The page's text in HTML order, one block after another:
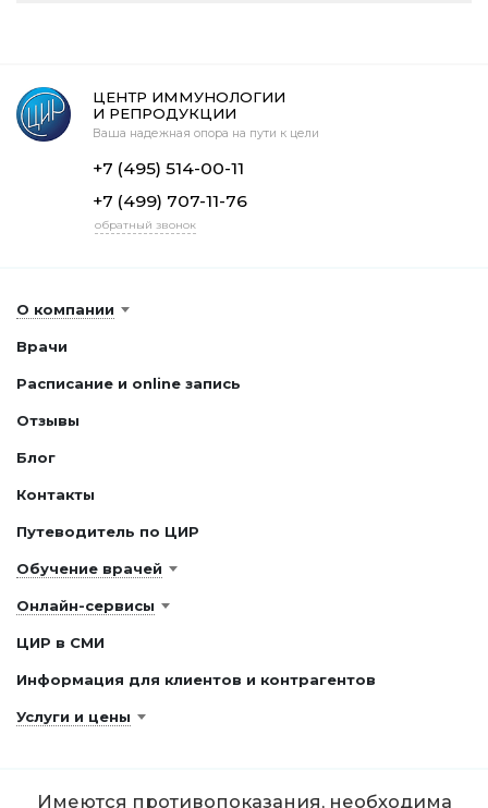
ЦЕНТР ИММУНОЛОГИИ
И РЕПРОДУКЦИИ
Ваша надежная опора на пути к цели
+7 (495) 514-00-11
+7 (499) 707-11-76
обратный звонок
О компании
Врачи
Расписание и online запись
Отзывы
Блог
Контакты
Путеводитель по ЦИР
Обучение врачей
Онлайн-сервисы
ЦИР в СМИ
Информация для клиентов и контрагентов
Услуги и цены
Имеются противопоказания, необходима